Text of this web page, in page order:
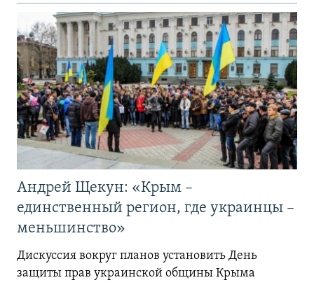
Андрей Щекун: «Крым –
единственный регион, где украинцы –
меньшинство»
Дискуссия вокруг планов установить День
защиты прав украинской общины Крыма